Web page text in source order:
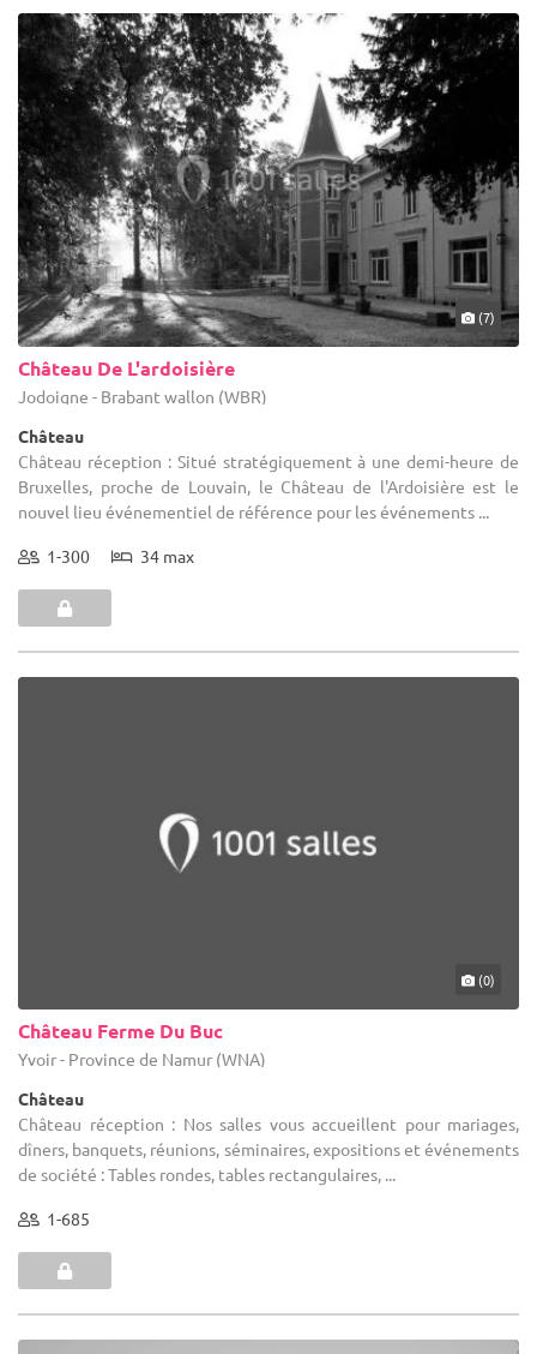
(7)
Château De L'ardoisière
Jodoigne - Brabant wallon (WBR)
Château
Château réception : Situé stratégiquement à une demi-heure de
Bruxelles, proche de Louvain, le Château de l'Ardoisière est le
nouvel lieu événementiel de référence pour les événements ...
1-300 34 max
(0)
Château Ferme Du Buc
Yvoir - Province de Namur (WNA)
Château
Château réception : Nos salles vous accueillent pour mariages,
dîners, banquets, réunions, séminaires, expositions et événements
de société : Tables rondes, tables rectangulaires, ...
1-685